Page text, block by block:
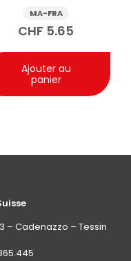
brillant 20pcs violet
MA-FRA
CHF 5.65
Ajouter au
panier
– Cadenazzo – Tessin